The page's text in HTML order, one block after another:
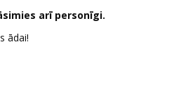
arī personīgi.
ādai!